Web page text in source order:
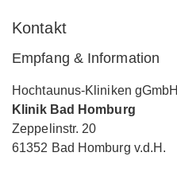
Kontakt
Empfang & Information
Hochtaunus-Kliniken gGmbH
Klinik Bad Homburg
Zeppelinstr. 20
61352 Bad Homburg v.d.H.